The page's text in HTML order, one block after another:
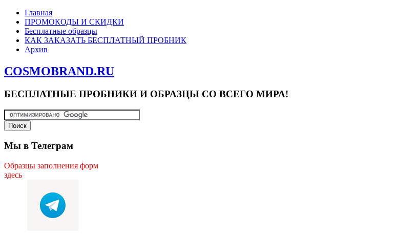
Главная
ПРОМОКОДЫ И СКИДКИ
Бесплатные образцы
КАК ЗАКАЗАТЬ БЕСПЛАТНЫЙ ПРОБНИК
Архив
COSMOBRAND.RU
БЕСПЛАТНЫЕ ПРОБНИКИ И ОБРАЗЦЫ СО ВСЕГО МИРА!
Мы в Телеграм
Образцы заполнения форм
здесь